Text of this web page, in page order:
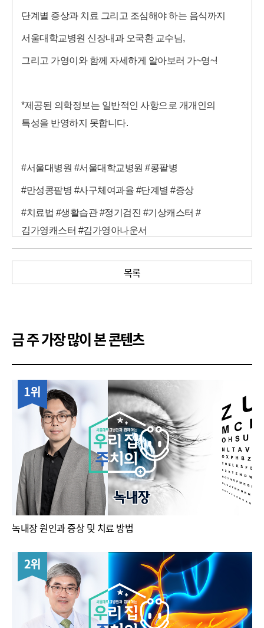
단계별 증상과 치료 그리고 조심해야 하는 음식까지
서울대학교병원 신장내과 오국환 교수님,
그리고 가영이와 함께 자세하게 알아보러 가~영~!
*제공된 의학정보는 일반적인 사항으로 개개인의
특성을 반영하지 못합니다.
#서울대병원 #서울대학교병원 #콩팥병
#만성콩팥병 #사구체여과율 #단계별 #증상
#치료법 #생활습관 #정기검진 #기상캐스터 #
김가영캐스터 #김가영아나운서
목록
금 주 가장 많이 본 콘텐츠
1위
녹내장 원인과 증상 및 치료 방법
2위